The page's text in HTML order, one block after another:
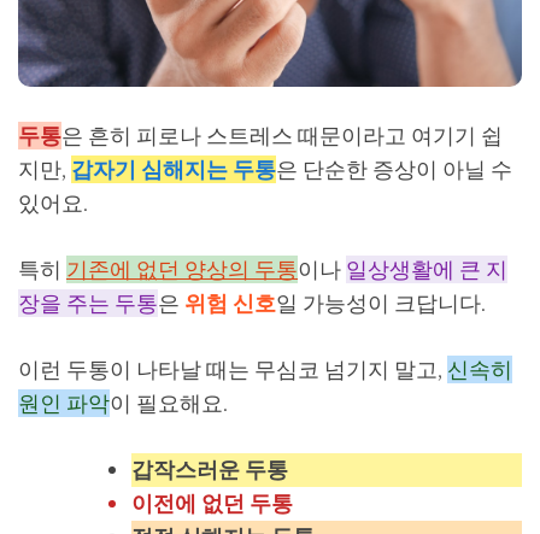
두통은 흔히 피로나 스트레스 때문이라고 여기기 쉽
지만, 갑자기 심해지는 두통은 단순한 증상이 아닐 수
있어요.
특히 기존에 없던 양상의 두통이나 일상생활에 큰 지
장을 주는 두통은 위험 신호일 가능성이 크답니다.
이런 두통이 나타날 때는 무심코 넘기지 말고, 신속히
원인 파악이 필요해요.
갑작스러운 두통
이전에 없던 두통